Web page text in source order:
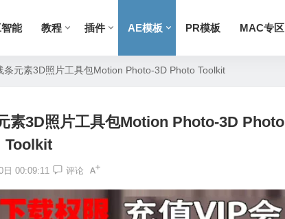
能 教程 插件 AE模板 PR模板 MAC专区
元素3D照片工具包Motion Photo-3D Photo Toolkit
素3D照片工具包Motion Photo-3D Photo
Toolkit
日 00:09:11 评论